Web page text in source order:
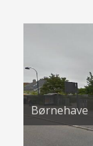
Børnehave